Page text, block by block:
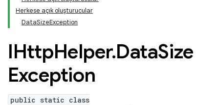
Herkese açık oluşturucular
DataSizeException
IHttpHelper.DataSize
Exception
public static class